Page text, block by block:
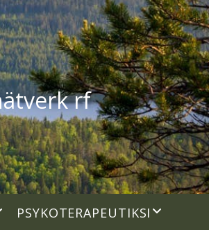
rf
PSYKOTERAPEUTIKSI open